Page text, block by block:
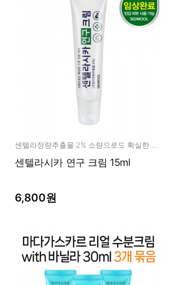
센텔라정량추출물 2% 소량으로도 확실한 스팟 집중 케어
센텔라시카 연구 크림 15ml
6,800원